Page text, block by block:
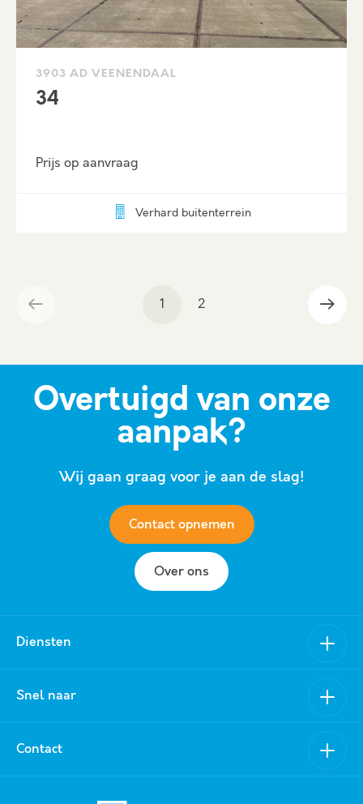
3903 AD VEENENDAAL
34
Prijs op aanvraag
Verhard buitenterrein
1 2
Overtuigd van onze
aanpak?
Wij gaan graag voor je aan de slag!
Contact opnemen
Over ons
Diensten
Aankoop
Verhuur
Aanhuur
Snel naar
Aanbod
Contact